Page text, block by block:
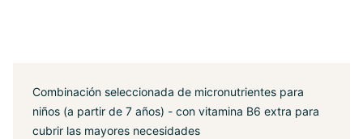
Combinación seleccionada de micronutrientes para
niños (a partir de 7 años) - con vitamina B6 extra para
cubrir las mayores necesidades